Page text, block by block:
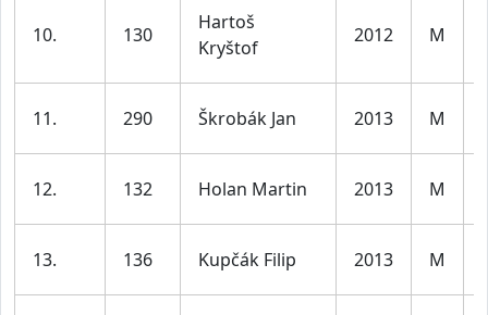
10. 130
Hartoš
Kryštof
2012 M
11. 290 Škrobák Jan 2013 M
12. 132 Holan Martin 2013 M
13. 136 Kupčák Filip 2013 M